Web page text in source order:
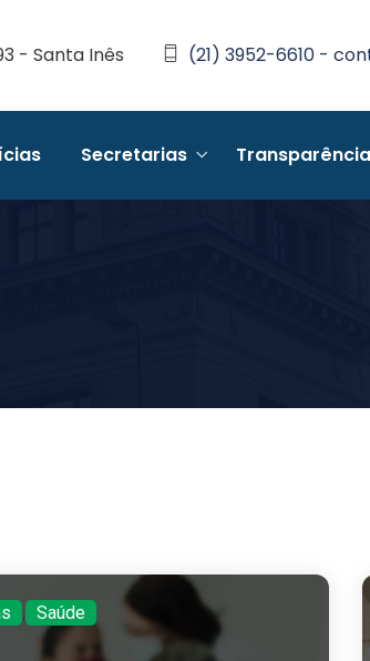
- Santa Inês (21) 3952-6610 -
Secretarias Transparência
Saúde